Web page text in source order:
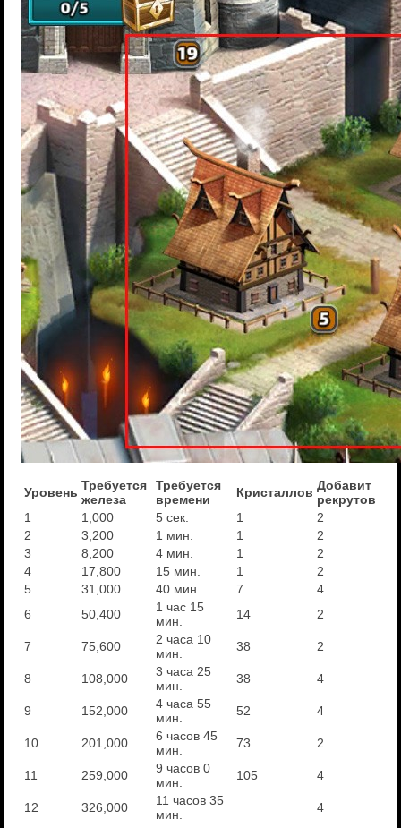
Уровень Требуется
железа
Требуется
времени
Кристаллов Добавит
рекрутов
1
1,000 5 сек. 1
2
2
3,200 1 мин. 1
2
3
8,200 4 мин. 1
2
4
17,800 15 мин. 1
2
5
31,000 40 мин. 7
4
6
50,400
1 час 15
мин.
14 2
7 75,600
2 часа 10
мин.
38 2
8 108,000
3 часа 25
мин.
38 4
9 152,000
4 часа 55
мин.
52 4
10 201,000
6 часов 45
мин.
73 2
11 259,000
9 часов 0
мин.
105 4
12 326,000
11 часов 35
мин.
4